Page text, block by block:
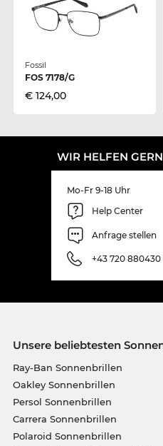
Fossil
FOS 7178/G
€ 124,00
WIR HELFEN
Mo-Fr 9-18 Uhr
Help Center
Anfrage stellen
+43 720 880430
Unsere beliebtesten
Ray-Ban Sonnenbrillen
Oakley Sonnenbrillen
Persol Sonnenbrillen
Carrera Sonnenbrillen
Polaroid Sonnenbrillen